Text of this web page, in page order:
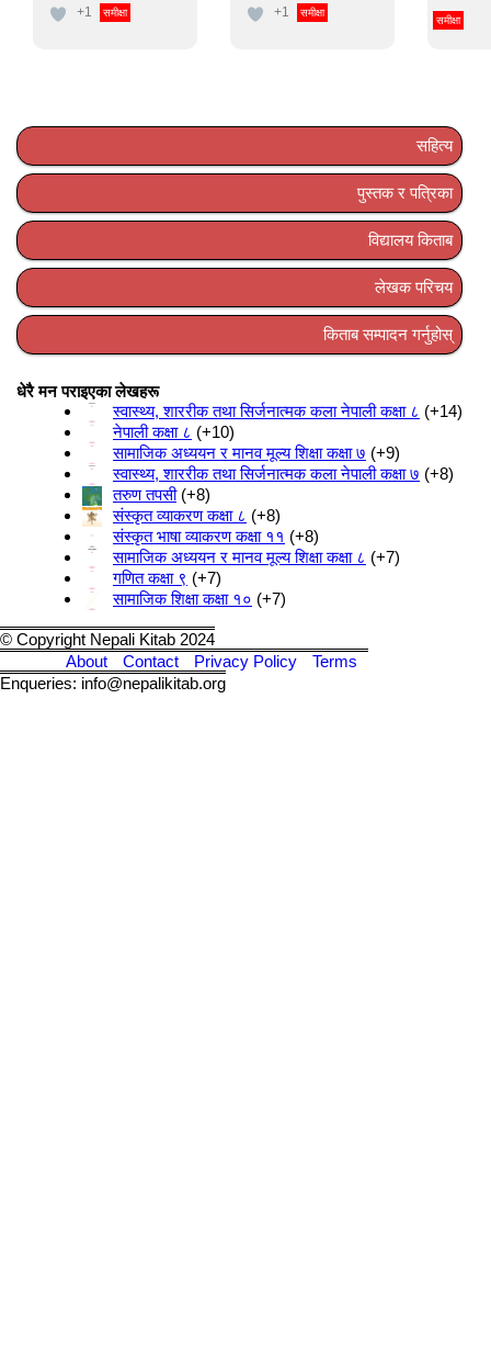
+1 समीक्षा +1 समीक्षा
समीक्षा
सहित्य
पुस्तक र पत्रिका
विद्यालय किताब
लेखक परिचय
किताब सम्पादन गर्नुहोस्
धेरै मन पराइएका लेखहरू
स्वास्थ्य, शाररीक तथा सिर्जनात्मक कला नेपाली कक्षा ८
+14
नेपाली कक्षा ८
+10
सामाजिक अध्ययन र मानव मूल्य शिक्षा कक्षा ७ +9
स्वास्थ्य, शाररीक तथा सिर्जनात्मक कला नेपाली कक्षा ७ +8
तरुण तपसी +8
संस्कृत व्याकरण कक्षा ८
+8
संस्कृत भाषा व्याकरण कक्षा ११
+8
सामाजिक अध्ययन र मानव मूल्य शिक्षा कक्षा ८
+7
गणित कक्षा ९
+7
सामाजिक शिक्षा कक्षा १० +7
© Copyright Nepali Kitab 2024
About
Contact Privacy Policy
Terms
Enqueries: info@nepalikitab.org